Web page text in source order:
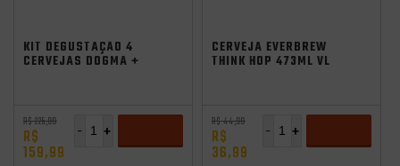
KIT DEGUSTAÇÃO 4
CERVEJAS DOGMA +
R$ 225,99
R$
159,99
+
-
CERVEJA EVERBREW
THINK HOP 473ML VL
R$ 44,99
R$
36,99
+
-